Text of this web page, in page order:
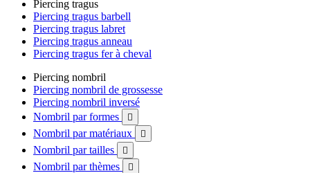
Piercing tragus
Piercing tragus barbell
Piercing tragus labret
Piercing tragus anneau
Piercing tragus fer à cheval
Piercing nombril
Piercing nombril de grossesse
Piercing nombril inversé
Nombril par formes

Nombril par matériaux 
Nombril par tailles 
Nombril par thèmes 